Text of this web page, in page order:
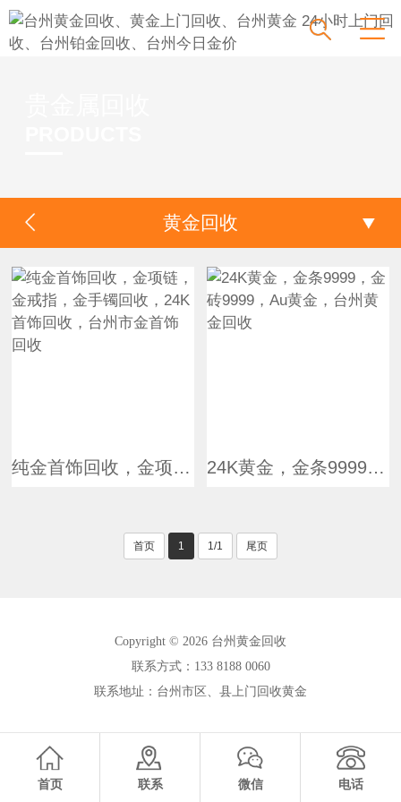
黄金回收
纯金首饰回收，金项链，金戒指，金手镯回收，24K首饰回收，台州市金首饰回收 24K黄金，金条9999，金砖9999，Au黄金，台州黄金回收
首页 1 1/1 尾页
Copyright © 2026 台州黄金回收
联系方式：133 8188 0060
联系地址：台州市区、县上门回收黄金
首页 联系 微信 电话